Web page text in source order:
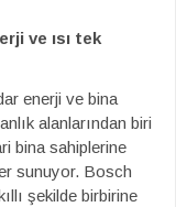
ve ısı tek
enerji ve bina
alanlarından biri
bina sahiplerine
sunuyor. Bosch
şekilde birbirine